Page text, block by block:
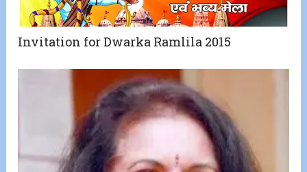
Invitation for Dwarka Ramlila 2015